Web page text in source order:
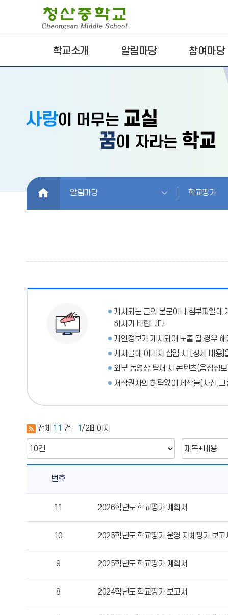
학교소개 알림마당 참여마당
HOME 알림마당 학교평가
게시되는 글의 본문이나 첨부파일에
하시기 바랍니다.
개인정보가 게시되어 노출 될 경우
게시글에 이미지 삽입 시 [상세 내용]
외부 동영상 탑재 시 콘텐츠(음성정
저작권자의 허락없이 제작물(사진,
전체 11 건 1/2페이지
평
의
번호
11 2026학년도 학교평가 계획서
10 2025학년도 학교평가 운영 자체평가 보고
9 2025학년도 학교평가 계획서
8 2024학년도 학교평가 보고서